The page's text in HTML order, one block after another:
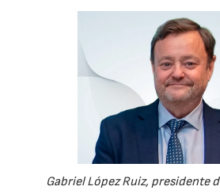
Gabriel López Ruiz, presidente